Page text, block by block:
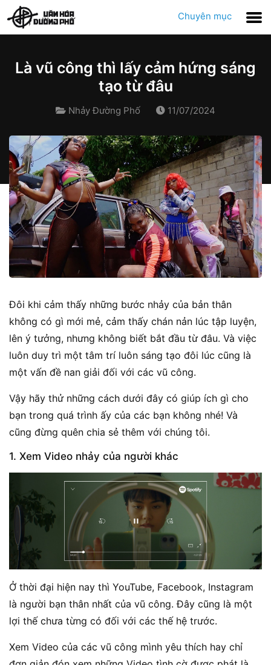
Chuyên mục
Là vũ công thì lấy cảm hứng sáng
tạo từ đâu
Nhảy Đường Phố 11/07/2024
Đôi khi cảm thấy những bước nhảy của bản thân
không có gì mới mẻ, cảm thấy chán nản lúc tập luyện,
lên ý tưởng, nhưng không biết bắt đầu từ đâu. Và việc
luôn duy trì một tâm trí luôn sáng tạo đôi lúc cũng là
một vấn đề nan giải đối với các vũ công.
Vậy hãy thử những cách dưới đây có giúp ích gì cho
bạn trong quá trình ấy của các bạn không nhé! Và
cũng đừng quên chia sẻ thêm với chúng tôi.
1. Xem Video nhảy của người khác
Ở thời đại hiện nay ​​thì YouTube, Facebook, Instagram
là người bạn thân nhất của vũ công. Đây cũng là một
lợi thế chưa từng có đối với các thế hệ trước.
Xem Video của các vũ công mình yêu thích hay chỉ